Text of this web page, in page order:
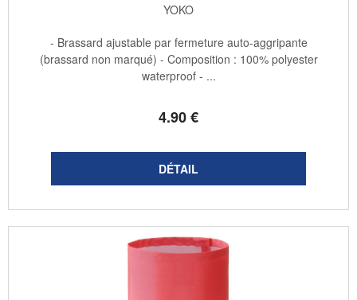
YOKO
4.90€
- Brassard ajustable par fermeture auto-aggripante
(brassard non marqué) - Composition : 100% polyester
waterproof - ...